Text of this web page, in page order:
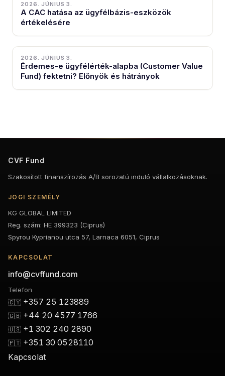
2026. JÚNIUS 3.
A CAC hatása az ügyfélbázis-eszközök
értékelésére
2026. JÚNIUS 3.
Érdemes-e ügyfélérték-alapba (Customer Value
Fund) fektetni? Előnyök és hátrányok
CVF Fund
Szakosított finanszírozás A/B sorozatú induló vállalkozásoknak.
JOGI SZEMÉLY
KG GLOBAL LIMITED
Reg. szám: HE 399323 (Ciprus)
Spyrou Kyprianou utca 57, Larnaca 6051, Ciprus
KAPCSOLAT
info@cvffund.com
Telefon
🇨🇾 +357 25 123889
🇬🇧 +44 20 4577 1766
🇺🇸 +1 302 240 2890
🇵🇹 +351 30 0528110
Kapcsolat